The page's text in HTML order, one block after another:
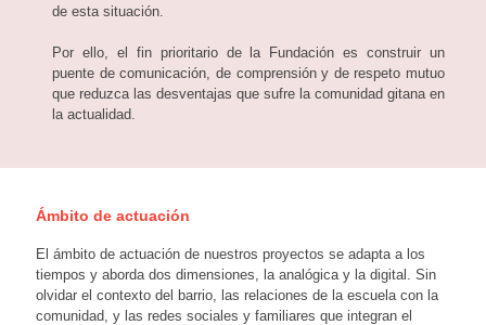
de esta situación.
Por ello, el fin prioritario de la Fundación es construir un
puente de comunicación, de comprensión y de respeto mutuo
que reduzca las desventajas que sufre la comunidad gitana en
la actualidad.
Ámbito de actuación
El ámbito de actuación de nuestros proyectos se adapta a los
tiempos y aborda dos dimensiones, la analógica y la digital. Sin
olvidar el contexto del barrio, las relaciones de la escuela con la
comunidad, y las redes sociales y familiares que integran el